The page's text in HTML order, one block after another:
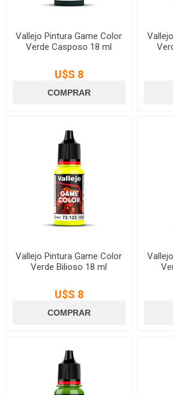
Vallejo Pintura Game Color
Verde Casposo 18 ml
U$S 8
Vallejo Pintura Game Color
Verde Bilioso 18 ml
U$S 8